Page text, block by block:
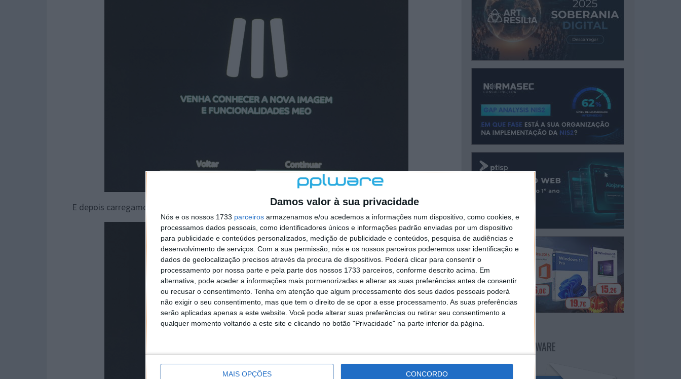
Damos valor à sua privacidade
Nós e os nossos 1733 parceiros armazenamos e/ou acedemos a informações num dispositivo, como cookies, e
processamos dados pessoais, como identificadores únicos e informações padrão enviadas por um dispositivo
para publicidade e conteúdos personalizados, medição de publicidade e conteúdos, pesquisa de audiências e
desenvolvimento de serviços. Com a sua permissão, nós e os nossos parceiros poderemos usar identificação e
dados de geolocalização precisos através da procura de dispositivos. Poderá clicar para consentir o
processamento por nossa parte e pela parte dos nossos 1733 parceiros, conforme descrito acima. Em
alternativa, pode aceder a informações mais pormenorizadas e alterar as suas preferências antes de consentir
ou recusar o consentimento. Tenha em atenção que algum processamento dos seus dados pessoais poderá
não exigir o seu consentimento, mas que tem o direito de se opor a esse processamento. As suas preferências
serão aplicadas apenas a este website. Você pode alterar suas preferências ou retirar seu consentimento a
qualquer momento voltando a este site e clicando no botão "Privacidade" na parte inferior da página.
MAIS OPÇÕES CONCORDO
E depois carregamos em
NEWSLETTER PPLWARE